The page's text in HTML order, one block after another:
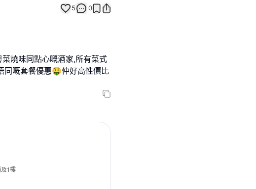
5 0
燒味同點心嘅酒家,所有菜式
同嘅套餐優惠🤑仲好高性價比
1樓